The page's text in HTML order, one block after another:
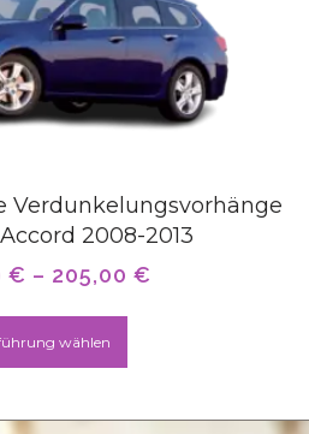
Verdunkelungsvorhänge
2008-2013
€ – 205,00 €
wählen